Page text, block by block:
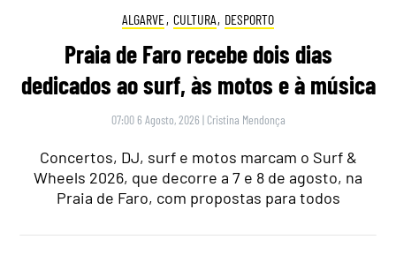
ALGARVE, CULTURA, DESPORTO
Praia de Faro recebe dois dias
dedicados ao surf, às motos e à música
07:00 6 Agosto, 2026 | Cristina Mendonça
Concertos, DJ, surf e motos marcam o Surf &
Wheels 2026, que decorre a 7 e 8 de agosto, na
Praia de Faro, com propostas para todos